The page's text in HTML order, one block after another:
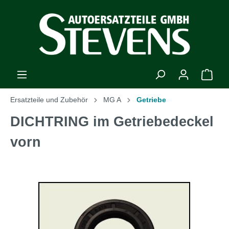
Ersatzteile und Zubehör MG A Getriebe
DICHTRING im Getriebedeckel
vorn